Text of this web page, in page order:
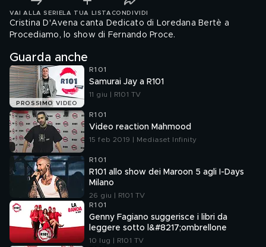
VAI ALLA SERIE LA TUA LISTA CONDIVIDI
Cristina D'Avena canta Dedicato di Loredana Bertè a
Procediamo, lo show di Fernando Proce.
Guarda anche
PROSSIMO VIDEO
R101
Samurai Jay a R101
11 giu | R101 TV
R101
Video reaction Mahmood
15 feb 2019 | Mediaset Infinity
R101
R101 allo show dei Maroon 5 agli I-Days
Milano
26 giu | R101 TV
R101
Genny Fagiano suggerisce i libri da
leggere sotto l&#8217;ombrellone
10 lug | R101 TV